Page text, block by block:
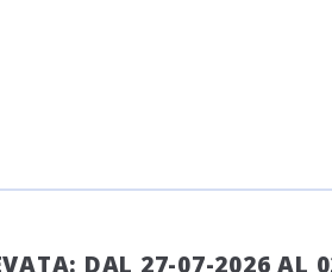
DAL 27-07-2026 AL